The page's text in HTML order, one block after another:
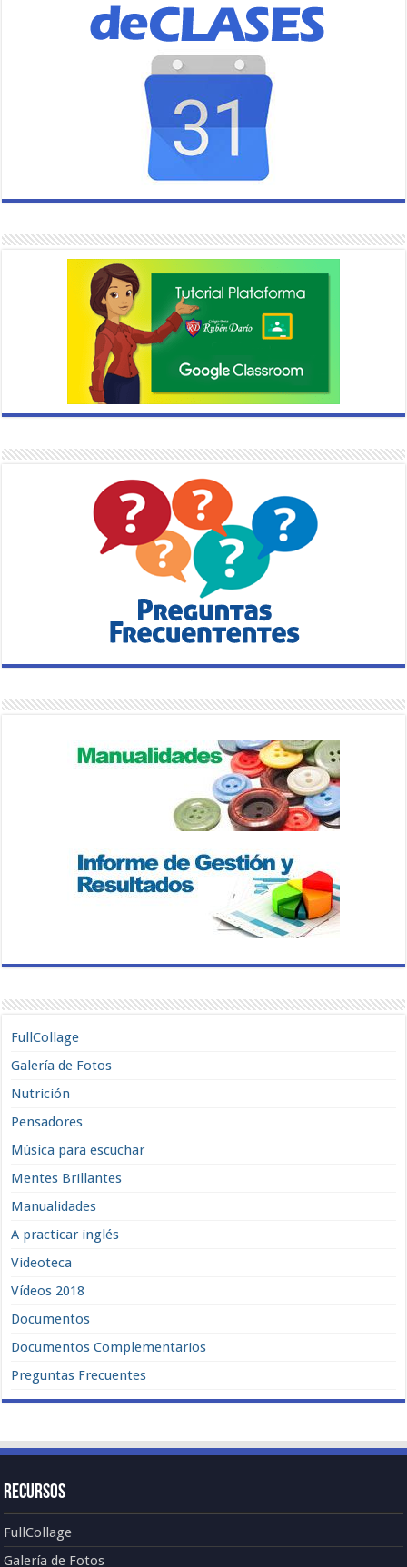
FullCollage
Galería de Fotos
Nutrición
Pensadores
Música para escuchar
Mentes Brillantes
Manualidades
A practicar inglés
Videoteca
Vídeos 2018
Documentos
Documentos Complementarios
Preguntas Frecuentes
Recursos
FullCollage
Galería de Fotos